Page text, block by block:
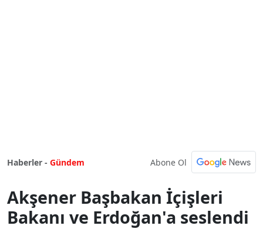
Haberler - Gündem Abone Ol
Akşener Başbakan İçişleri
Bakanı ve Erdoğan'a seslendi